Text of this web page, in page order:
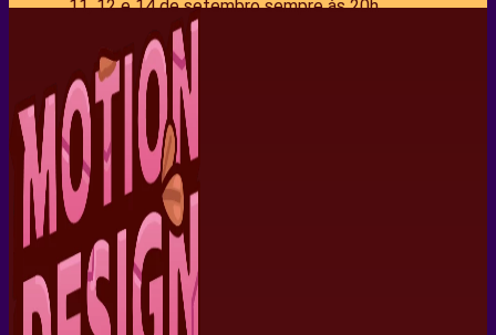
11, 12 e 14 de setembro sempre às 20h